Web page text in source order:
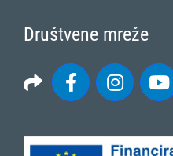
Društvene mreže